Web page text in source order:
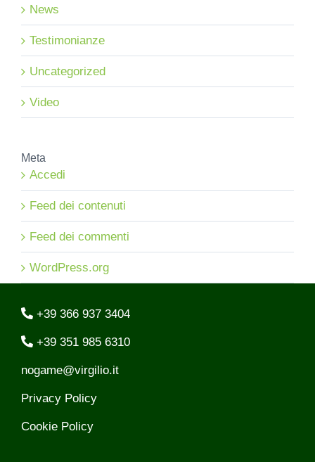
News
Testimonianze
Uncategorized
Video
Meta
Accedi
Feed dei contenuti
Feed dei commenti
WordPress.org
+39 366 937 3404
+39 351 985 6310
nogame@virgilio.it
Privacy Policy
Cookie Policy